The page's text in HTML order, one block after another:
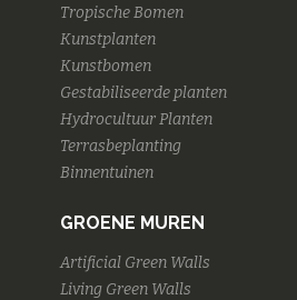
Tropische Bomen
Kunstplanten
Kunstbomen
Gestabiliseerde planten
Hydrocultuur Planten
Terrasbeplanting
Binnentuinen
GROENE MUREN
Artificial Green Walls
Living Green Walls